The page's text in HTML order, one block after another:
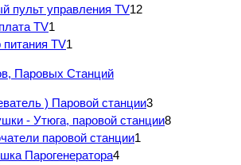
пульт управления TV12
TV1
TV1
Паровых Станций
) Паровой станции3
- Утюга, паровой станции8
паровой станции1
Парогенератора4